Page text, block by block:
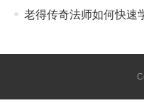
老得传奇法师如何快速